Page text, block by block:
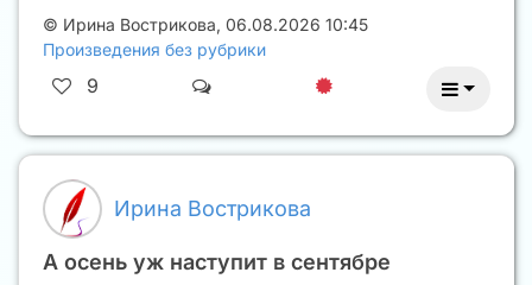
© Ирина Вострикова, 06.08.2026 10:45
Произведения без рубрики
9
Ирина Вострикова
А осень уж наступит в сентябре